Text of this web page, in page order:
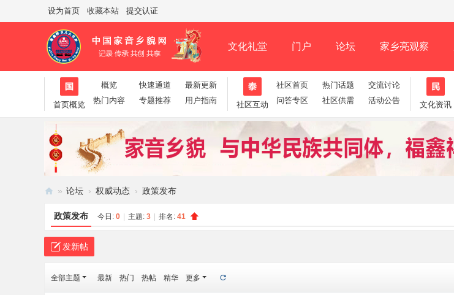
设为首页 收藏本站 提交认证
文化礼堂 门户 论坛 家乡亮观察
帮助 淘帖 日志 相册 分享 记录 排行榜
首页概览
概览 快速通道
最新更新
热门内容
专题推荐 用户指南 社区互动
社区首页 热门话题
交流讨论
问答专区
社区供需 活动公告 文化资讯
音
乡
» 论坛 › 权威动态 › 政策发布
政策发布 今日: 0 主题: 3 排名: 41
发新帖
全部主题 最新 热门 热帖 精华 更多